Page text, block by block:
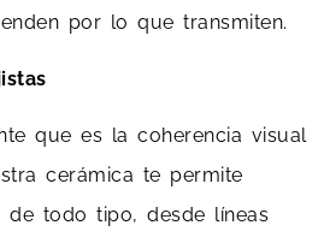
por lo que transmiten.
que es la coherencia visual
cerámica te permite
de todo tipo, desde líneas